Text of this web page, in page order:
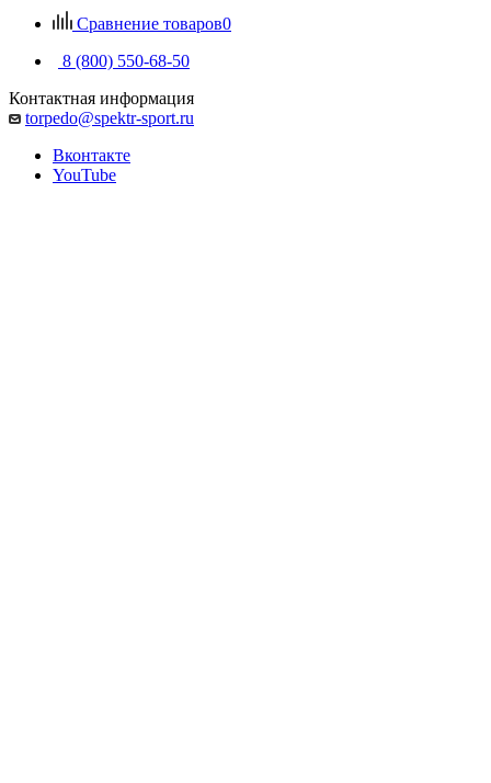
Сравнение товаров0
8 (800) 550-68-50
Контактная информация
torpedo@spektr-sport.ru
Вконтакте
YouTube